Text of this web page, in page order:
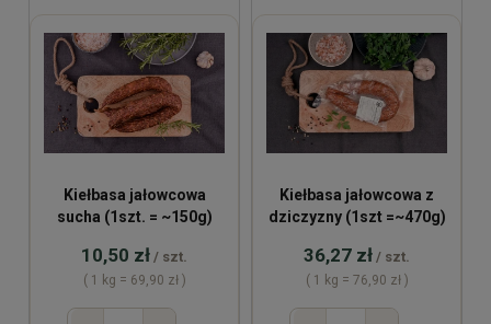
Kiełbasa jałowcowa
sucha (1szt. = ~150g)
10,50 zł / szt.
( 1 kg = 69,90 zł )
Kiełbasa jałowcowa z
dziczyzny (1szt =~470g)
36,27 zł / szt.
( 1 kg = 76,90 zł )